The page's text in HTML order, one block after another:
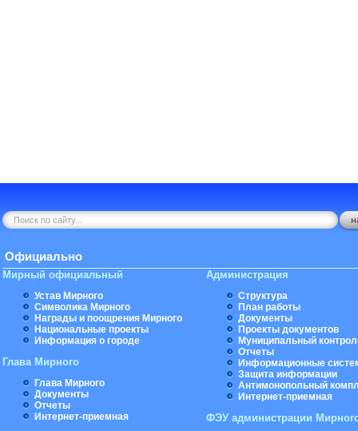
Официально
Мирный официальный
Устав Мирного
Символика Мирного
Награды и поощрения Мирного
Национальные проекты
Информация о городе
Глава Мирного
Глава Мирного
Документы
Отчеты
Интернет-приемная
Администрация
Структура
План работы
Документы
Проекты документов
Муниципальный
Отчеты
Информационные
Защита информации
Антимонопольный
Интернет-приемная
ФЭУ администрации